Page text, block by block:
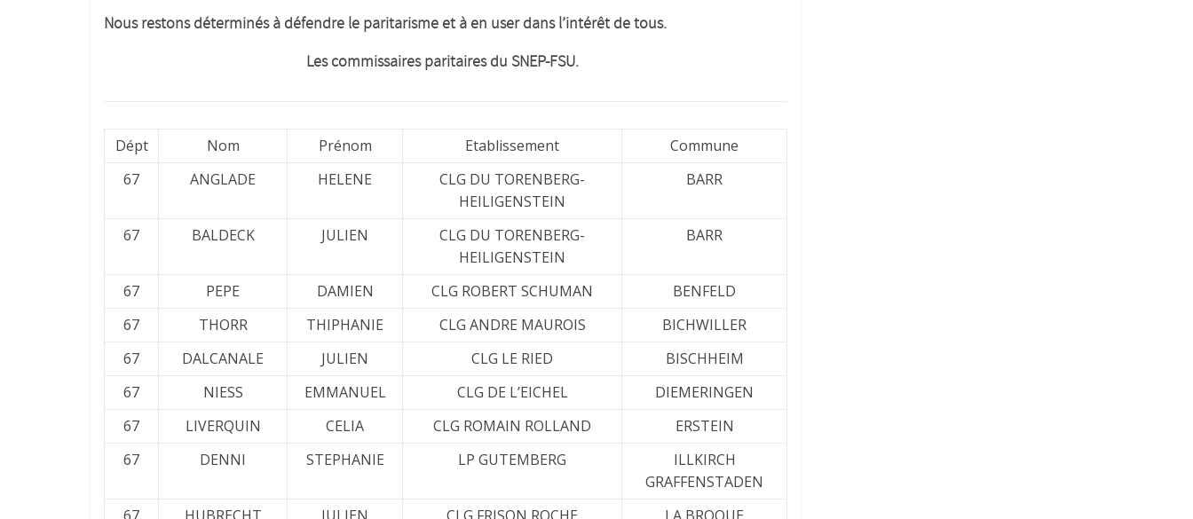
Nous restons déterminés à défendre le paritarisme et à en user dans l’intérêt de tous.
Les commissaires paritaires du SNEP-FSU.
Dépt Nom Prénom Etablissement
Commune
67
ANGLADE HELENE
CLG DU TORENBERG-
HEILIGENSTEIN
BARR
67 BALDECK JULIEN
CLG DU TORENBERG-
HEILIGENSTEIN
BARR
67 PEPE DAMIEN CLG ROBERT SCHUMAN
BENFELD
67
THORR THIPHANIE CLG ANDRE MAUROIS
BICHWILLER
67
DALCANALE JULIEN CLG LE RIED
BISCHHEIM
67
NIESS EMMANUEL CLG DE L’EICHEL
DIEMERINGEN
67
LIVERQUIN CELIA CLG ROMAIN ROLLAND
ERSTEIN
67
DENNI STEPHANIE LP GUTEMBERG
ILLKIRCH
GRAFFENSTADEN